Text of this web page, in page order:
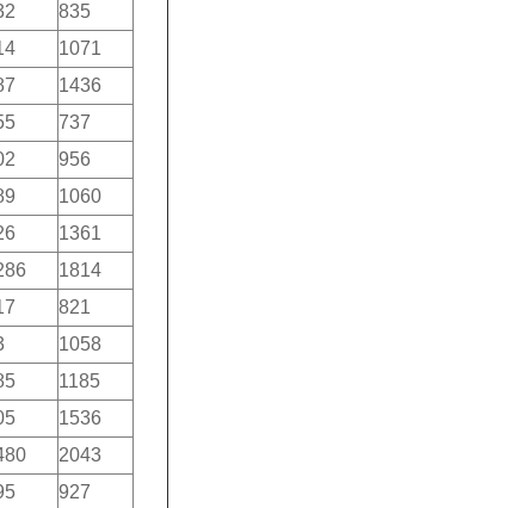
835
1071
1436
737
956
1060
1361
1814
821
1058
1185
1536
2043
927